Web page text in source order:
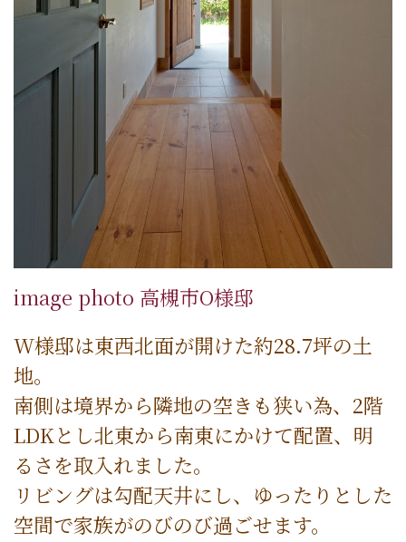
image photo 高槻市O様邸
W様邸は東西北面が開けた約28.7坪の土
地。
南側は境界から隣地の空きも狭い為、2階
LDKとし北東から南東にかけて配置、明
るさを取入れました。
リビングは勾配天井にし、ゆったりとした
空間で家族がのびのび過ごせます。